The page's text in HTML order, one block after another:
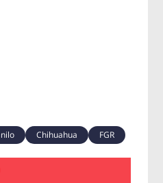
Chihuahua FGR